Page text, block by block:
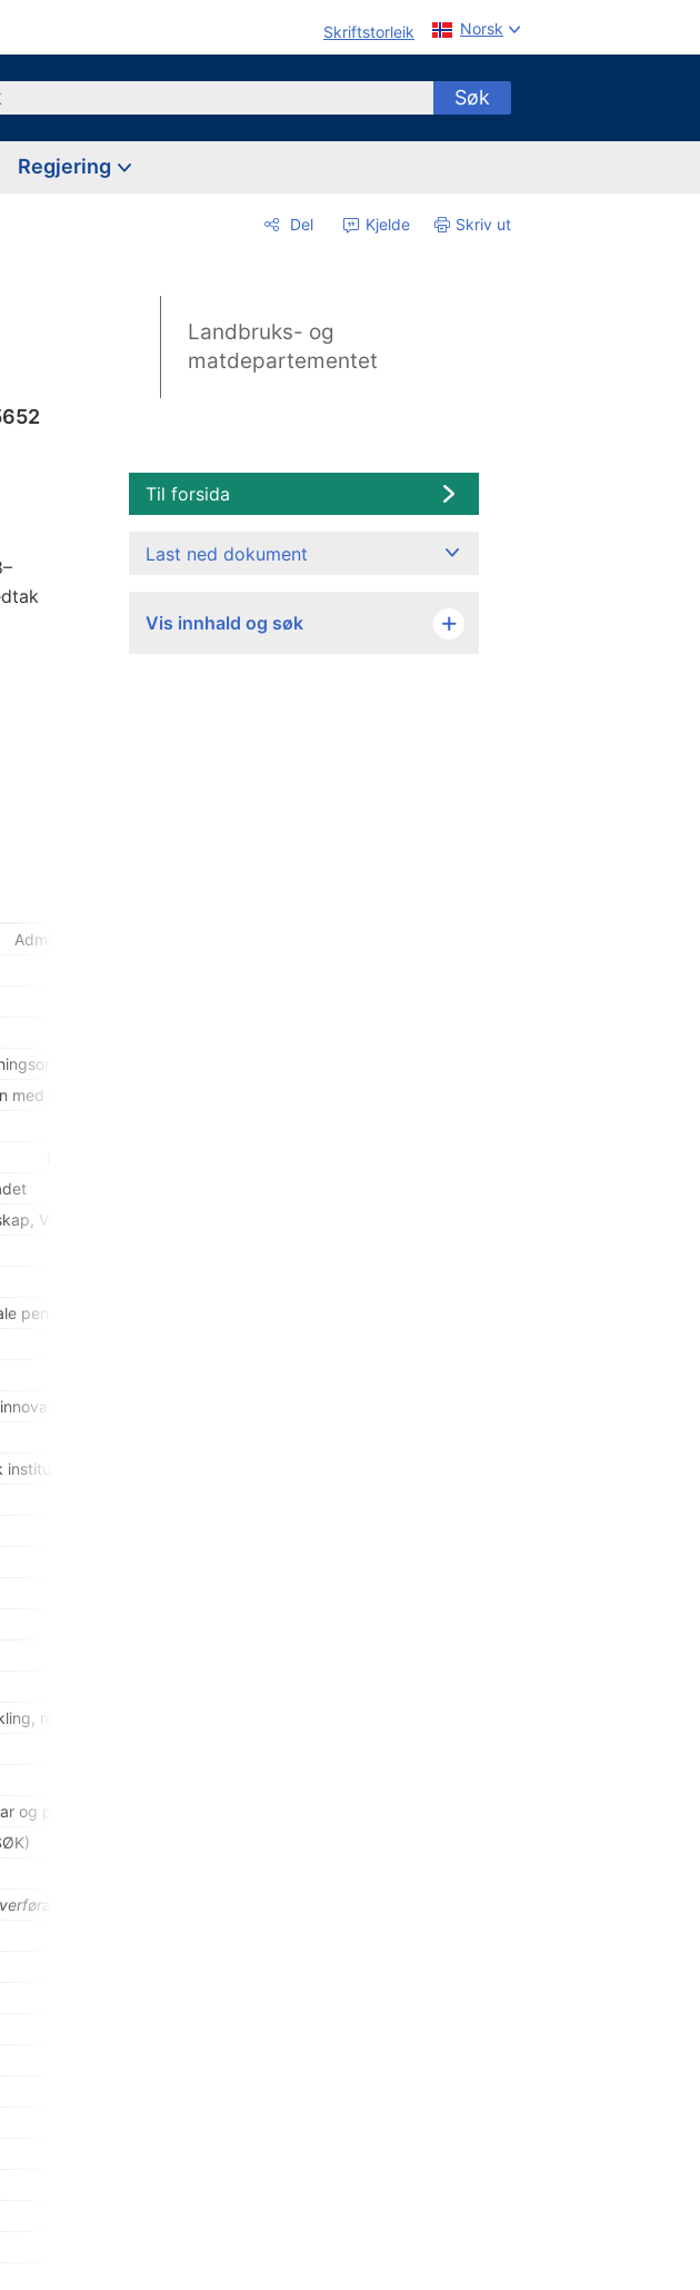
Skriftstorleik Norsk
Søk
Regjering
Del Kjelde Skriv ut
Landbruks- og
matdepartementet
Administrasjon m.m.
med særskilde fullmakter
Veterinærinstituttet
pensjonskasser
og kunnskapsutvikling
for bioøkonomi
ressursforvaltning og miljøtiltak
og prosessar
Til forsida
Last ned dokument
Vis innhald og søk